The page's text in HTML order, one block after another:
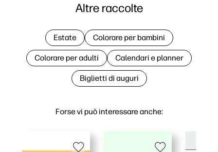
Forse vi può interessare anche:
Altre raccolte
Estate Colorare per bambini
Colorare per adulti Calendari e planner
Biglietti di auguri